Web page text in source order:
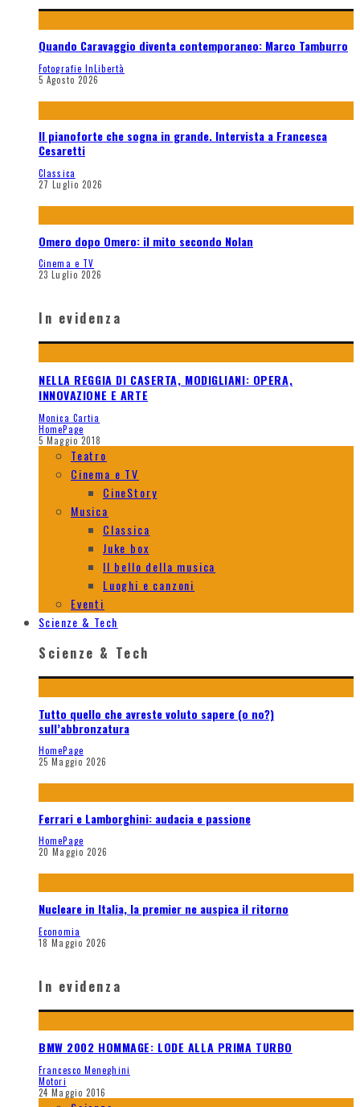
Quando Caravaggio diventa contemporaneo: Marco Tamburro
Fotografie InLibertà
5 Agosto 2026
Il pianoforte che sogna in grande. Intervista a Francesca
Cesaretti
Classica
27 Luglio 2026
Omero dopo Omero: il mito secondo Nolan
Cinema e TV
23 Luglio 2026
In evidenza
NELLA REGGIA DI CASERTA, MODIGLIANI: OPERA,
INNOVAZIONE E ARTE
Monica Cartia
HomePage
5 Maggio 2018
Teatro
Cinema e TV
CineStory
Musica
Classica
Juke box
Il bello della musica
Luoghi e canzoni
Eventi
Scienze & Tech
Scienze & Tech
Tutto quello che avreste voluto sapere (o no?)
sull’abbronzatura
HomePage
25 Maggio 2026
Ferrari e Lamborghini: audacia e passione
HomePage
20 Maggio 2026
Nucleare in Italia, la premier ne auspica il ritorno
Economia
18 Maggio 2026
In evidenza
BMW 2002 HOMMAGE: LODE ALLA PRIMA TURBO
Francesco Meneghini
Motori
24 Maggio 2016